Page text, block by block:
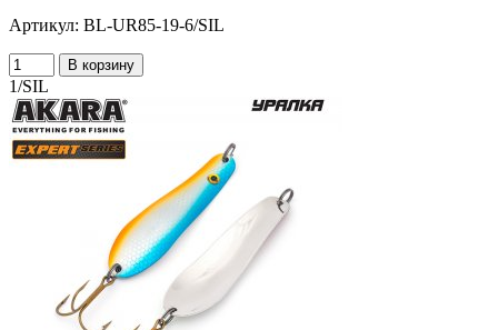
Артикул: BL-UR85-19-6/SIL
В корзину
1/SIL